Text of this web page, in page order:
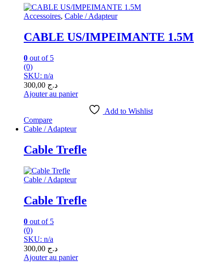
Accessoires, Cable / Adapteur
CABLE US/IMPEIMANTE 1.5M
0 out of 5
(0)
SKU: n/a
د.ج
Ajouter au panier
Add to Wishlist
Compare
Cable / Adapteur
Cable Trefle
Cable / Adapteur
Cable Trefle
0 out of 5
(0)
SKU: n/a
د.ج
Ajouter au panier